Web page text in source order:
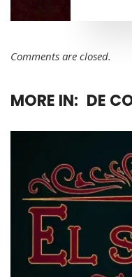
Comments are closed.
MORE IN: DE